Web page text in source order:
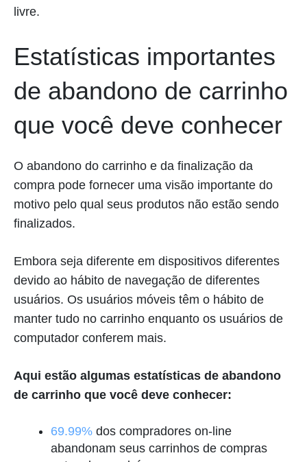
livre.
Estatísticas importantes
de abandono de carrinho
que você deve conhecer
O abandono do carrinho e da finalização da
compra pode fornecer uma visão importante do
motivo pelo qual seus produtos não estão sendo
finalizados.
Embora seja diferente em dispositivos diferentes
devido ao hábito de navegação de diferentes
usuários. Os usuários móveis têm o hábito de
manter tudo no carrinho enquanto os usuários de
computador conferem mais.
Aqui estão algumas estatísticas de abandono
de carrinho que você deve conhecer:
69.99% dos compradores on-line
abandonam seus carrinhos de compras